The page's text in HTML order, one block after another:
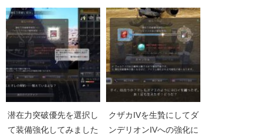
潜在力突破優先を選択し
て装備強化してみました
クザカIVを生贄にしてダ
ンデリオンIVへの強化に